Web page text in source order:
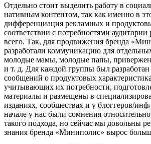
Отдельно стоит выделить работу в
нативным контентом, так как именно в
дифференциация рекламных и
соответствии с потребностями аудитории
всего. Так, для продвижения бренда
разработали коммуникацию для
молодые мамы, молодые папы,
и т. д. Для каждой группы был
сообщений о продуктовых
учитывающих их потребности,
материалы и размещены в
изданиях, сообществах и у блоггеров/
начале у нас были сомнения
такого подхода, но сейчас мы довольны
знания бренда «Миниполис» вырос